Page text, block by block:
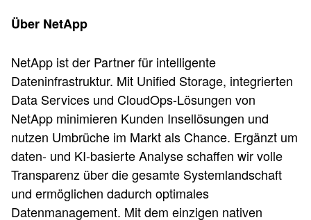
Über NetApp
NetApp ist der Partner für intelligente
Dateninfrastruktur. Mit Unified Storage, integrierten
Data Services und CloudOps-Lösungen von
NetApp minimieren Kunden Insellösungen und
nutzen Umbrüche im Markt als Chance. Ergänzt um
daten- und KI-basierte Analyse schaffen wir volle
Transparenz über die gesamte Systemlandschaft
und ermöglichen dadurch optimales
Datenmanagement. Mit dem einzigen nativen